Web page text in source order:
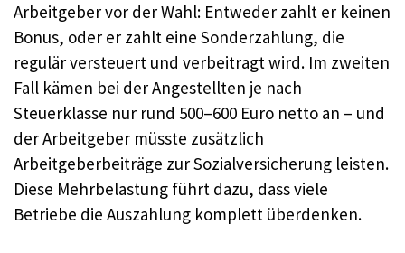
Arbeitgeber vor der Wahl: Entweder zahlt er keinen
Bonus, oder er zahlt eine Sonderzahlung, die
regulär versteuert und verbeitragt wird. Im zweiten
Fall kämen bei der Angestellten je nach
Steuerklasse nur rund 500–600 Euro netto an – und
der Arbeitgeber müsste zusätzlich
Arbeitgeberbeiträge zur Sozialversicherung leisten.
Diese Mehrbelastung führt dazu, dass viele
Betriebe die Auszahlung komplett überdenken.